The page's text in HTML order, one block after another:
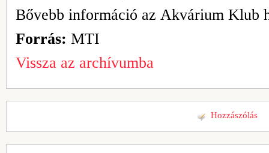
Bővebb információ az Akvárium Klub
Forrás: MTI
Vissza az archívumba
Hozzászólás